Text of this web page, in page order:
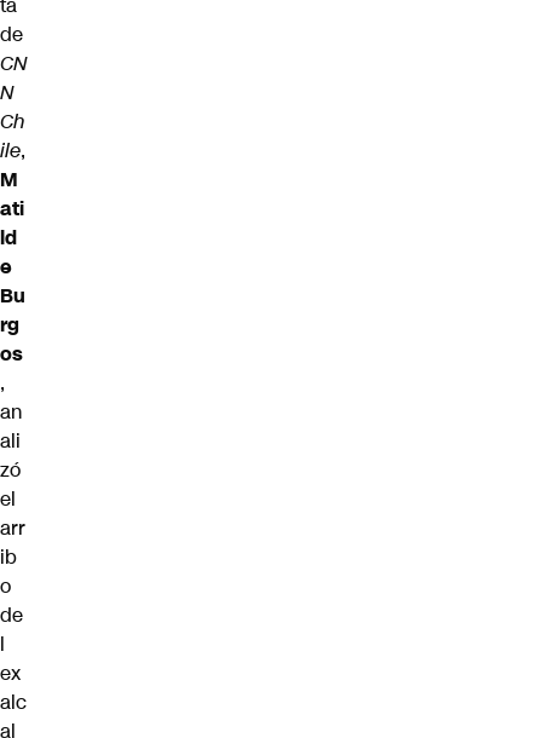
de
CN
N
Ch
ile,
M
ati
ld
e
Bu
rg
os
,
an
ali
zó
el
arr
ib
o
de
l
ex
alc
al